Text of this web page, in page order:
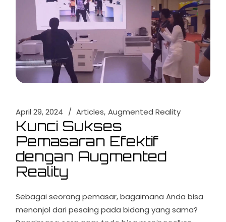
April 29, 2024 Articles Augmented Reality
Kunci Sukses
Pemasaran Efektif
dengan Augmented
Reality
Sebagai seorang pemasar, bagaimana Anda bisa
menonjol dari pesaing pada bidang yang sama?